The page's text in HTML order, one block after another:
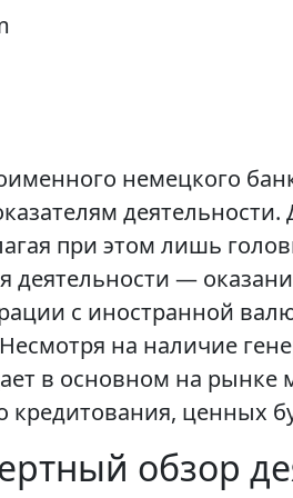
немецкого
деятельности.
при этом лишь
деятельности —
с иностранной
на наличие
в основном на
кредитования, ценных
обзор